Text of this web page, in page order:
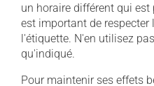
un horaire différent qui
est important de
l'étiquette. N'en utilisez
qu'indiqué.
Pour maintenir ses effets